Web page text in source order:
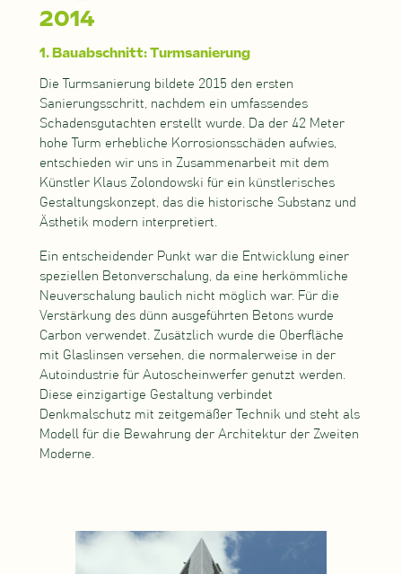
2014
1. Bauabschnitt: Turmsanierung
Die Turmsanierung bildete 2015 den ersten
Sanierungsschritt, nachdem ein umfassendes
Schadensgutachten erstellt wurde. Da der 42 Meter
hohe Turm erhebliche Korrosionsschäden aufwies,
entschieden wir uns in Zusammenarbeit mit dem
Künstler Klaus Zolondowski für ein künstlerisches
Gestaltungskonzept, das die historische Substanz und
Ästhetik modern interpretiert.
Ein entscheidender Punkt war die Entwicklung einer
speziellen Betonverschalung, da eine herkömmliche
Neuverschalung baulich nicht möglich war. Für die
Verstärkung des dünn ausgeführten Betons wurde
Carbon verwendet. Zusätzlich wurde die Oberfläche
mit Glaslinsen versehen, die normalerweise in der
Autoindustrie für Autoscheinwerfer genutzt werden.
Diese einzigartige Gestaltung verbindet
Denkmalschutz mit zeitgemäßer Technik und steht als
Modell für die Bewahrung der Architektur der Zweiten
Moderne.